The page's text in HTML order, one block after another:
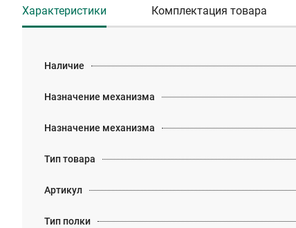
Характеристики Комплектация товара
Наличие
Назначение механизма
Назначение механизма
Тип товара
Артикул
Тип полки